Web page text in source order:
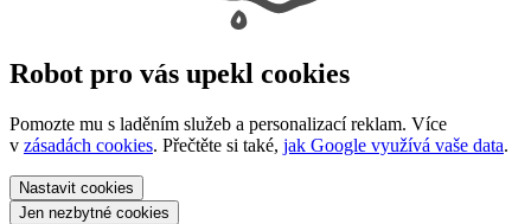
Robot pro vás upekl cookies
Pomozte mu s laděním služeb a personalizací reklam. Více
v zásadách cookies. Přečtěte si také, jak Google využívá vaše data.
Nastavit cookies
Jen nezbytné cookies